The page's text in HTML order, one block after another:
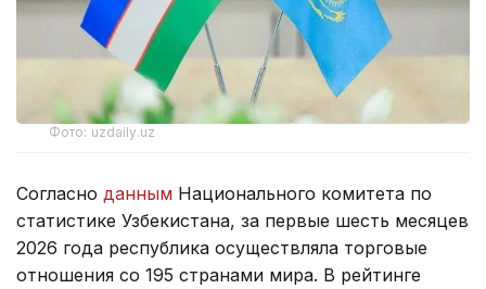
Фото: uzdaily.uz
Согласно данным Национального комитета по
статистике Узбекистана, за первые шесть месяцев
2026 года республика осуществляла торговые
отношения со 195 странами мира. В рейтинге